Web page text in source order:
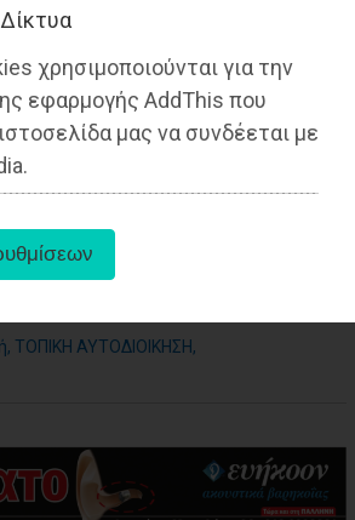
χρησιμοποιούνται για την
εφαρμογής AddThis που
μας να συνδέεται με
Από τo Dimotisnews
, ΤΟΠΙΚΗ ΑΥΤΟΔΙΟΙΚΗΣΗ,